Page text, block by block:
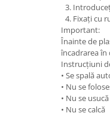
Fixați cu
Important:
Înainte de
încadrarea
Instrucțiuni
• Se spală
• Nu se
• Nu se
• Nu se calcă